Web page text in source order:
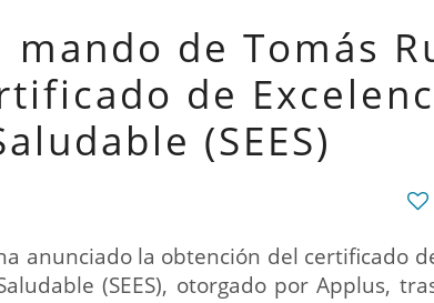
mando de Tomás
de
(SEES)
anunciado la obtención del certificado
(SEES), otorgado por Applus,